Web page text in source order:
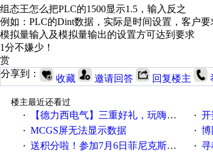
组态王怎么把PLC的1500显示1.5，输入反之
例如：PLC的Dint数据，实际是时间设置，客户
模拟量输入及模拟量输出的设置方可达到要求
1分不嫌少！
赏
分享到：
收藏 邀请回答 回复楼主
楼主最近还看过
·
【德力西电气】三重好礼，玩嗨夏日！ · 开
· MCGS屏无法显示数据 · 博
· 送积分啦！参加7月6日菲尼克斯在线研讨会即得 · 寻